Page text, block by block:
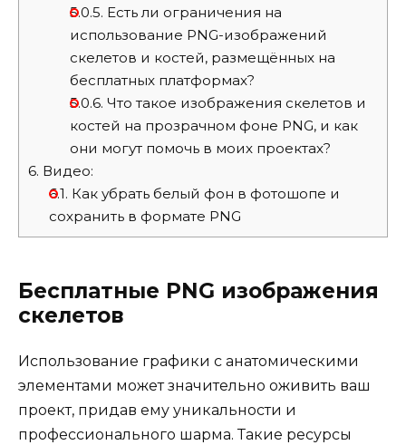
5.0.5. Есть ли ограничения на
использование PNG-изображений
скелетов и костей, размещённых на
бесплатных платформах?
5.0.6. Что такое изображения скелетов и
костей на прозрачном фоне PNG, и как
они могут помочь в моих проектах?
6. Видео:
6.1. Как убрать белый фон в фотошопе и
сохранить в формате PNG
Бесплатные PNG изображения
скелетов
Использование графики с анатомическими
элементами может значительно оживить ваш
проект, придав ему уникальности и
профессионального шарма. Такие ресурсы